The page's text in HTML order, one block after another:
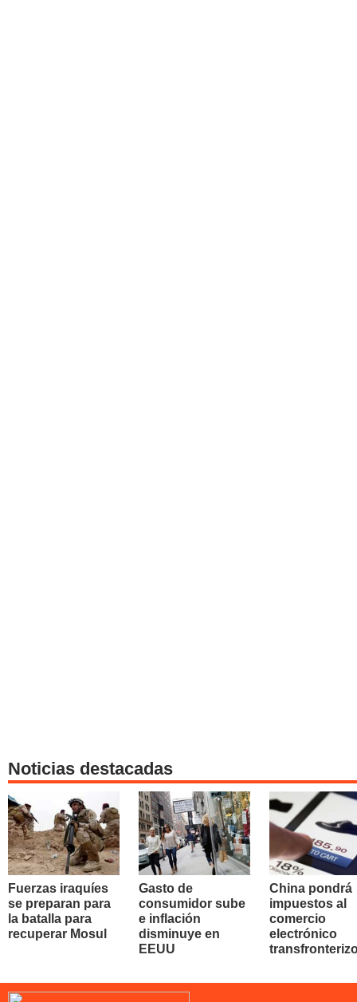
Noticias destacadas
Fuerzas iraquíes
se preparan para
la batalla para
recuperar Mosul
Gasto de
consumidor sube
e inflación
disminuye en
EEUU
China pondrá
impuestos al
comercio
electrónico